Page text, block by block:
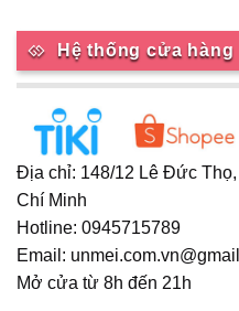
Hệ thống cửa hàng
Địa chỉ: 148/12 Lê Đức
Chí Minh
Hotline: 0945715789
Email:
Mở cửa từ 8h đến 21h